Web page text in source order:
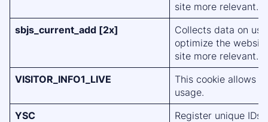
site more relevant.
sbjs_current_add [2x]
Collects data on
optimize the
site more relevant.
VISITOR_INFO1_LIVE
This cookie allows
usage.
YSC
Register unique IDs